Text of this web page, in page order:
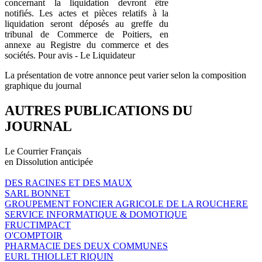
concernant la liquidation devront être
notifiés. Les actes et pièces relatifs à la
liquidation seront déposés au greffe du
tribunal de Commerce de Poitiers, en
annexe au Registre du commerce et des
sociétés. Pour avis - Le Liquidateur
La présentation de votre annonce peut varier selon la composition
graphique du journal
AUTRES PUBLICATIONS DU
JOURNAL
Le Courrier Français
en Dissolution anticipée
DES RACINES ET DES MAUX
SARL BONNET
GROUPEMENT FONCIER AGRICOLE DE LA ROUCHERE
SERVICE INFORMATIQUE & DOMOTIQUE
FRUCTIMPACT
O'COMPTOIR
PHARMACIE DES DEUX COMMUNES
EURL THIOLLET RIQUIN